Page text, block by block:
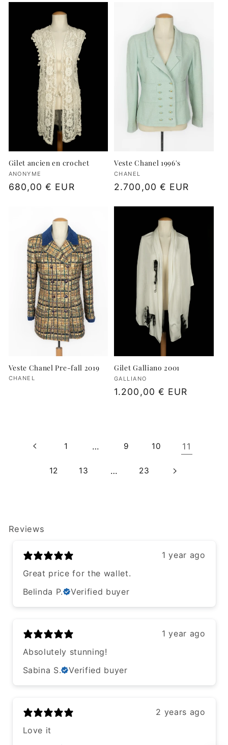
Gilet ancien en crochet
Fournisseur :
ANONYME
Prix
680,00 € EUR
Veste Chanel 1996's
Fournisseur :
CHANEL
Prix
2.700,00 € EUR
Veste Chanel Pre-fall 2019
Fournisseur :
CHANEL
Gilet Galliano 2001
Fournisseur :
GALLIANO
Prix
1.200,00 € EUR
1 … 9 10 11
12 13 … 23
Reviews
1 year ago
Great price for the wallet.
Belinda P.
Verified buyer
1 year ago
Absolutely stunning!
Sabina S.
Verified buyer
2 years ago
Love it